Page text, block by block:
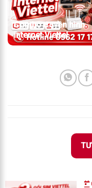
Combo truyền hình
internet Viettel